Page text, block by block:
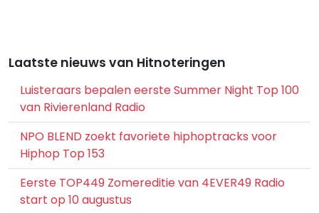
Laatste nieuws van Hitnoteringen
Luisteraars bepalen eerste Summer Night Top 100
van Rivierenland Radio
NPO BLEND zoekt favoriete hiphoptracks voor
Hiphop Top 153
Eerste TOP449 Zomereditie van 4EVER49 Radio
start op 10 augustus